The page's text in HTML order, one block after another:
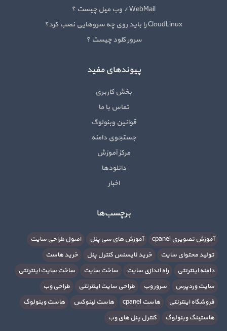
WebMail / وب میل چیست ؟
CloudLinux را باید روی چه سروهایی نصب کرد؟
سرور کلود چیست ؟
پیوندهای مفید
بخش کاربری
تماس با ما
قوانین وبنولوگ
جستجوی دامنه
مرکز آموزش
دانلودها
اخبار
برچسب‌ها
آموزش تصویری cpanel آموزش های سی پنل
اصول طراحی سایت
تولید محتوای سایت
خرید لایسنس کنترل پنل
خرید هاست
دامنه اینترنتی
راه اندازی سایت ساخت سایت
ساخت سایت اینترنتی
سایت وردپرس
سرور وب طراحی سایت اینترنتی
طراحی وب
فروشگاه اینترنتی
هاست cpanel هاست لینوکس
هاست وبنولوگ
هاستینگ وبنولوگ
کنترل پنل های وب